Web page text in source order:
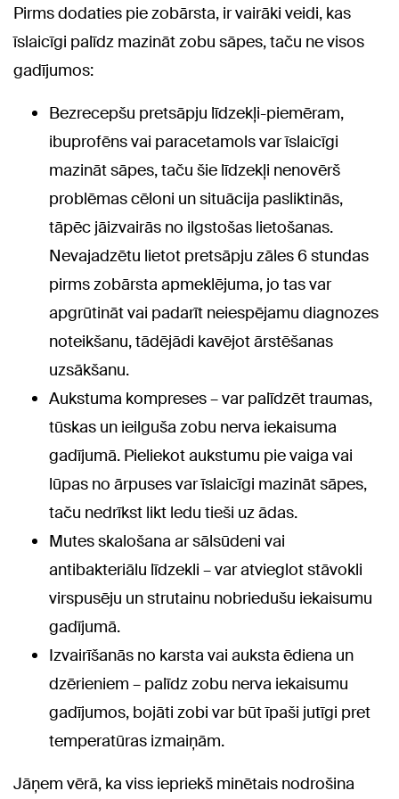
Pirms dodaties pie zobārsta, ir vairāki veidi, kas
īslaicīgi palīdz mazināt zobu sāpes, taču ne visos
gadījumos:
Bezrecepšu pretsāpju līdzekļi-piemēram,
ibuprofēns vai paracetamols var īslaicīgi
mazināt sāpes, taču šie līdzekļi nenovērš
problēmas cēloni un situācija pasliktinās,
tāpēc jāizvairās no ilgstošas lietošanas.
Nevajadzētu lietot pretsāpju zāles 6 stundas
pirms zobārsta apmeklējuma, jo tas var
apgrūtināt vai padarīt neiespējamu diagnozes
noteikšanu, tādējādi kavējot ārstēšanas
uzsākšanu.
Aukstuma kompreses – var palīdzēt traumas,
tūskas un ieilguša zobu nerva iekaisuma
gadījumā. Pieliekot aukstumu pie vaiga vai
lūpas no ārpuses var īslaicīgi mazināt sāpes,
taču nedrīkst likt ledu tieši uz ādas.
Mutes skalošana ar sālsūdeni vai
antibakteriālu līdzekli – var atvieglot stāvokli
virspusēju un strutainu nobriedušu iekaisumu
gadījumā.
Izvairīšanās no karsta vai auksta ēdiena un
dzērieniem – palīdz zobu nerva iekaisumu
gadījumos, bojāti zobi var būt īpaši jutīgi pret
temperatūras izmaiņām.
Jāņem vērā, ka viss iepriekš minētais nodrošina